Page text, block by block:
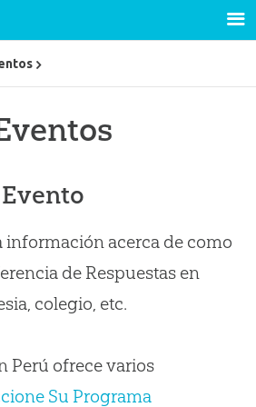
información acerca de como
de Respuestas en
colegio, etc.
Perú ofrece varios
Su Programa